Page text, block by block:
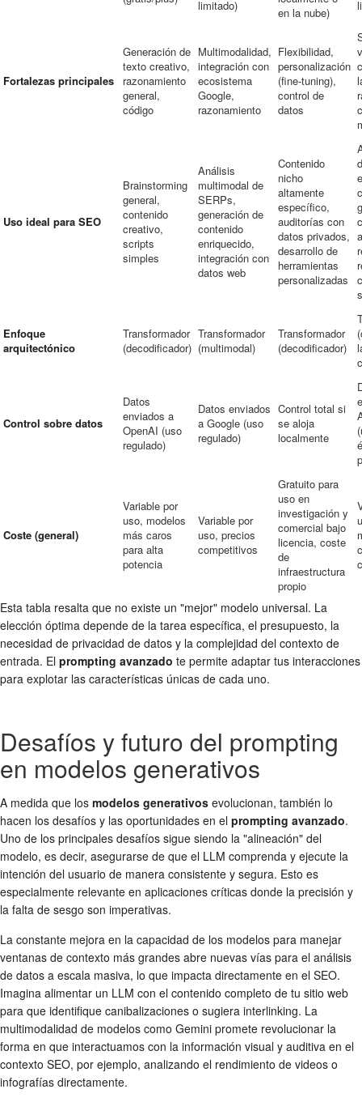
limitado)
en la nube)
Fortalezas principales
Generación de
texto creativo,
razonamiento
general,
código
Multimodalidad,
integración con
ecosistema
Google,
razonamiento
Flexibilidad,
personalización
(fine-tuning),
control de
datos
Uso ideal para SEO
Brainstorming
general,
contenido
creativo,
scripts
simples
Análisis
multimodal de
SERPs,
generación de
contenido
enriquecido,
integración con
datos web
Contenido
nicho
altamente
específico,
auditorías con
datos privados,
desarrollo de
herramientas
personalizadas
Enfoque
arquitectónico
Transformador
(decodificador)
Transformador
(multimodal)
Transformador
(decodificador)
Control sobre datos
Datos
enviados a
OpenAI (uso
regulado)
Datos enviados
a Google (uso
regulado)
Control total si
se aloja
localmente
Coste (general)
Variable por
uso, modelos
más caros
para alta
potencia
Variable por
uso, precios
competitivos
Gratuito para
uso en
investigación y
comercial bajo
licencia, coste
de
infraestructura
propio
Esta tabla resalta que no existe un "mejor" modelo universal. La
elección óptima depende de la tarea específica, el presupuesto, la
necesidad de privacidad de datos y la complejidad del contexto de
entrada. El prompting avanzado te permite adaptar tus interacciones
para explotar las características únicas de cada uno.
Desafíos y futuro del prompting
en modelos generativos
A medida que los modelos generativos evolucionan, también lo
hacen los desafíos y las oportunidades en el prompting avanzado.
Uno de los principales desafíos sigue siendo la "alineación" del
modelo, es decir, asegurarse de que el LLM comprenda y ejecute la
intención del usuario de manera consistente y segura. Esto es
especialmente relevante en aplicaciones críticas donde la precisión y
la falta de sesgo son imperativas.
La constante mejora en la capacidad de los modelos para manejar
ventanas de contexto más grandes abre nuevas vías para el análisis
de datos a escala masiva, lo que impacta directamente en el SEO.
Imagina alimentar un LLM con el contenido completo de tu sitio web
para que identifique canibalizaciones o sugiera interlinking. La
multimodalidad de modelos como Gemini promete revolucionar la
forma en que interactuamos con la información visual y auditiva en el
contexto SEO, por ejemplo, analizando el rendimiento de videos o
infografías directamente.